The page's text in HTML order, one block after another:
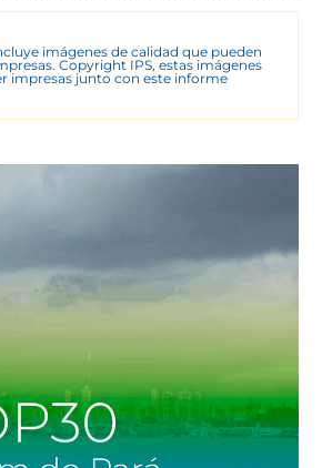
imágenes de calidad que pueden
Copyright IPS, estas imágenes
impresas junto con este informe